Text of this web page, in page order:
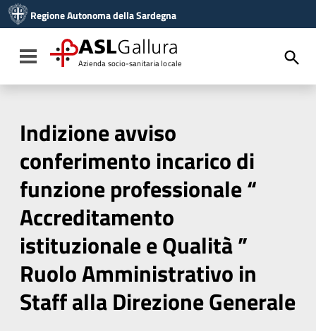
Vai al menu di navigazione
Vai al footer
Regione Autonoma della Sardegna
Toggle navigation
ASLGallura
Azienda socio-sanitaria locale
Indizione avviso
conferimento incarico di
funzione professionale “
Accreditamento
istituzionale e Qualità ”
Ruolo Amministrativo in
Staff alla Direzione Generale